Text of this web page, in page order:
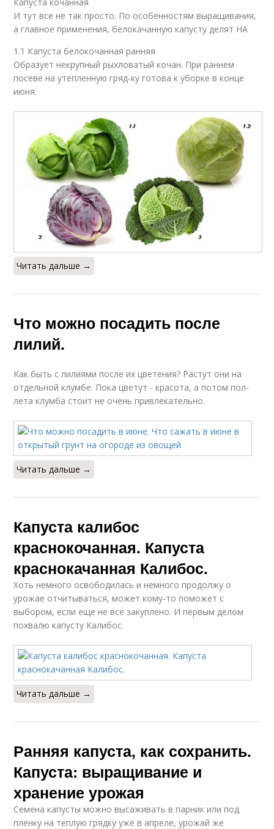
И тут все не так просто. По особенностям выращивания,
а главное применения, белокачанную капусту делят НА
1.1 Капуста белокочанная ранняя
Образует некрупный рыхловатый кочан. При раннем
посеве на утепленную гряд-ку готова к уборке в конце
июня.
Читать дальше →
Что можно посадить после
лилий.
Как быть с лилиями после их цветения? Растут они на
отдельной клумбе. Пока цветут - красота, а потом пол-
лета клумба стоит не очень привлекательно.
Читать дальше →
Капуста калибос
краснокочанная. Капуста
краснокачанная Калибос.
Хоть немного освободилась и немного продолжу о
урожае отчитываться, может кому-то поможет с
выбором, если еще не все закуплено. И первым делом
похвалю капусту Калибос.
Читать дальше →
Ранняя капуста, как сохранить.
Капуста: выращивание и
хранение урожая
Семена капусты можно высаживать в парник или под
пленку на теплую грядку уже в апреле, урожай же